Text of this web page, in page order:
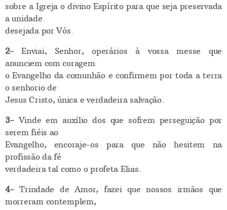
sobre a Igreja o divino Espírito para que seja preservada
a unidade
desejada por Vós.
2-Enviai, Senhor, operários à vossa messe que
anunciem com coragem
o Evangelho da comunhão e confirmem por toda a terra
o senhorio de
Jesus Cristo, única e verdadeira salvação.
3-Vinde em auxílio dos que sofrem perseguição por
serem fiéis ao
Evangelho, encoraje-os para que não hesitem na
profissão da fé
verdadeira tal como o profeta Elias.
4-Trindade de Amor, fazei que nossos irmãos que
morreram contemplem,